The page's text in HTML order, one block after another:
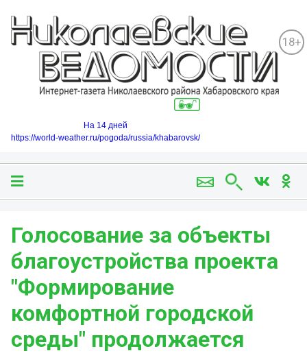
18+
На 14 дней
https://world-weather.ru/pogoda/russia/khabarovsk/
Голосование за объекты
благоустройства проекта
"Формирование
комфортной городской
среды" продолжается